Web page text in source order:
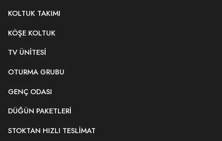
KOLTUK TAKIMI
KÖŞE KOLTUK
TV ÜNITESI
OTURMA GRUBU
GENÇ ODASI
DÜĞÜN PAKETLERI
STOKTAN HIZLI TESLIMAT